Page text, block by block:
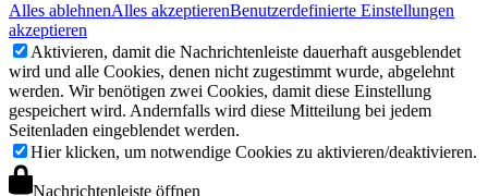
Alles ablehnenAlles akzeptierenBenutzerdefinierte Einstellungen
akzeptieren
Aktivieren, damit die Nachrichtenleiste dauerhaft ausgeblendet
wird und alle Cookies, denen nicht zugestimmt wurde, abgelehnt
werden. Wir benötigen zwei Cookies, damit diese Einstellung
gespeichert wird. Andernfalls wird diese Mitteilung bei jedem
Seitenladen eingeblendet werden.
Hier klicken, um notwendige Cookies zu aktivieren/deaktivieren.
Nachrichtenleiste öffnen